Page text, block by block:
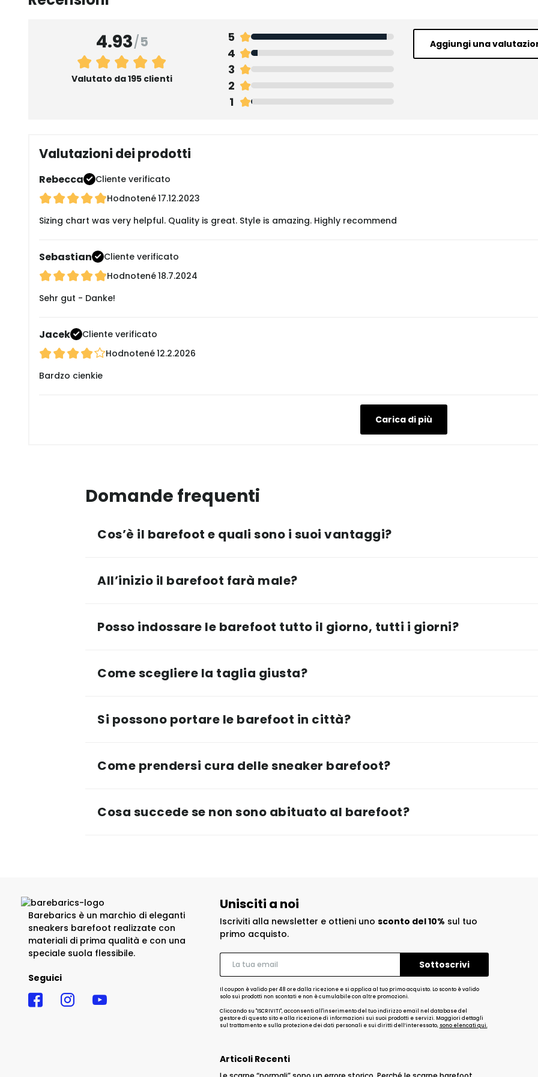
4.93/5
Valutato da 195 clienti
5
4
3
2
1
Aggiungi una
Valutazioni dei prodotti
Rebecca
Cliente verificato
Hodnotené17.12.2023
Sizing chart was very helpful. Quality is great. Style is amazing. Highly recommend
Sebastian
Cliente verificato
Hodnotené18.7.2024
Sehr gut - Danke!
Jacek
Cliente verificato
Hodnotené12.2.2026
Bardzo cienkie
Carica di più
Domande frequenti
Cos’è il barefoot e quali sono i suoi vantaggi?
All’inizio il barefoot farà male?
Posso indossare le barefoot tutto il giorno, tutti i giorni?
Come scegliere la taglia giusta?
Si possono portare le barefoot in città?
Come prendersi cura delle sneaker barefoot?
Cosa succede se non sono abituato al barefoot?
Barebarics è un marchio di eleganti
sneakers barefoot realizzate con
materiali di prima qualità e con una
speciale suola flessibile.
Seguici
Unisciti a noi
Iscriviti alla newsletter e ottieni uno sconto del 10% sul tuo
primo acquisto.
Il coupon è valido per 48 ore dalla ricezione e si applica al tuo primo acquisto. Lo sconto è valido
solo sui prodotti non scontati e non è cumulabile con altre promozioni.
Cliccando su "ISCRIVITI", acconsenti all'inserimento del tuo indirizzo email nel database del
gestore di questo sito e alla ricezione di informazioni sui suoi prodotti e servizi. Maggiori dettagli
sul trattamento e sulla protezione dei dati personali e sui diritti dell’interessato, sono elencati qui.
Articoli Recenti